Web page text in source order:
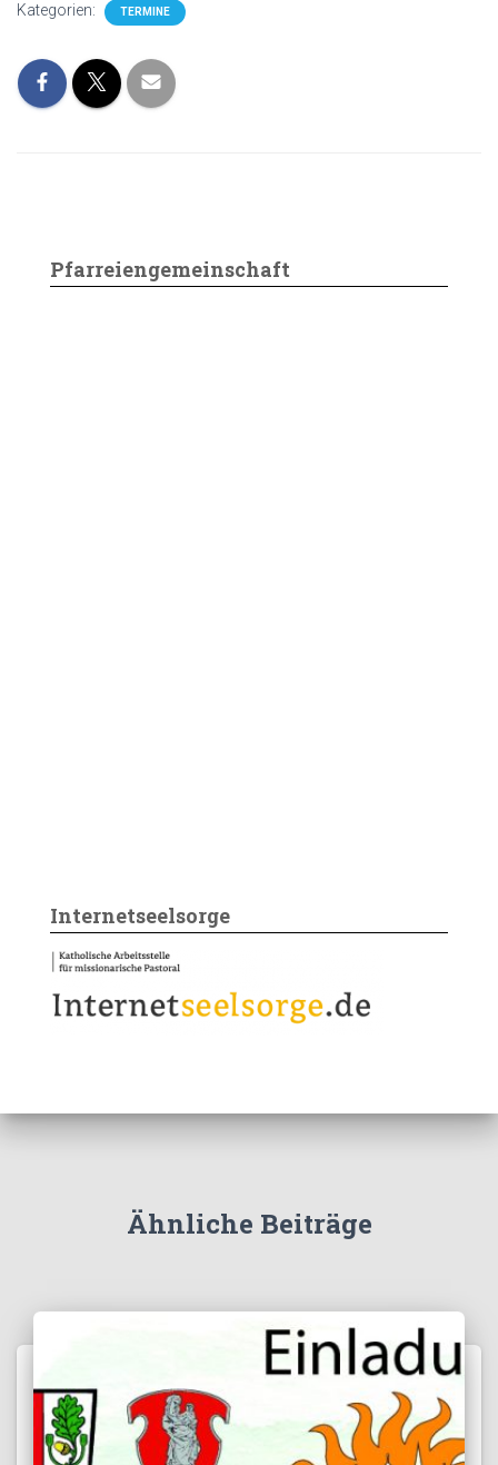
Kategorien: TERMINE
Pfarreiengemeinschaft
Internetseelsorge
Ähnliche Beiträge